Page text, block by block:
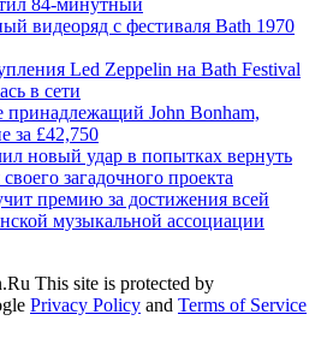
видеоряд с фестиваля Bath 1970
Led Zeppelin на Bath Festival
в сети
принадлежащий John Bonham,
за £42,750
новый удар в попытках вернуть
загадочного проекта
премию за достижения всей
музыкальной ассоциации
This site is protected by
Privacy Policy and Terms of Service